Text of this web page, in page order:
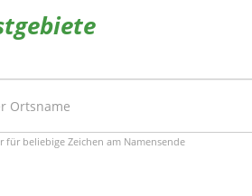
für beliebige Zeichen am Namensende